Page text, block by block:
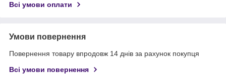
Всі умови оплати
Умови повернення
Повернення товару впродовж 14 днів за рахунок покупця
Всі умови повернення